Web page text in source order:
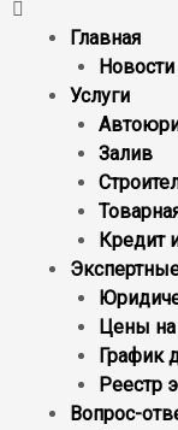
Главная
Новости
Услуги
Залив
Кредит
Цены на
График
Реестр
Вопрос-